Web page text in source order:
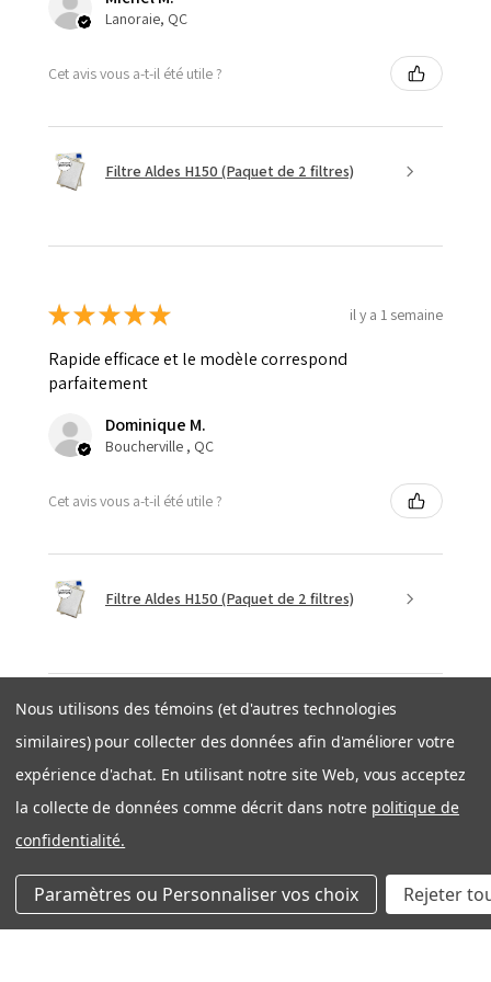
Lanoraie, QC
Cet avis vous a-t-il été utile ?
Filtre Aldes H150 (Paquet de 2 filtres)
★★★★★ il y a 1 semaine
Rapide efficace et le modèle correspond
parfaitement
Dominique M.
Boucherville , QC
Cet avis vous a-t-il été utile ?
Filtre Aldes H150 (Paquet de 2 filtres)
★★ ★★★ il y a 1 semaine
Expédition rapide et efficace
Très bonne expérience avec côté entreprise. Produit
OEM tel que décrit. Expedition rapide et bien
emballé. Je recommande filtration Montréal sans
problème!
Nous utilisons des témoins (et d'autres technologies
similaires) pour collecter des données afin d'améliorer votre
expérience d'achat. En utilisant notre site Web, vous acceptez
la collecte de données comme décrit dans notre politique de
confidentialité.
Paramètres ou Personnaliser vos choix Rejeter